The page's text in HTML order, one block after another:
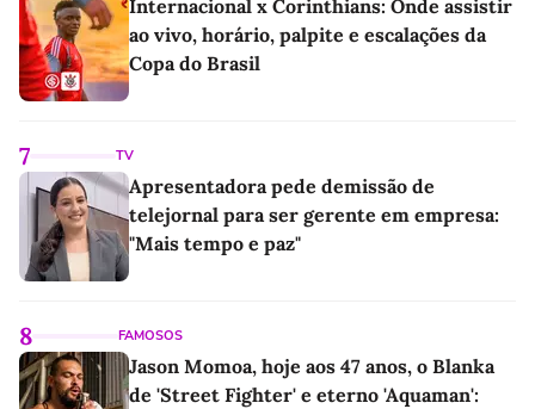
Internacional x Corinthians: Onde assistir
ao vivo, horário, palpite e escalações da
Copa do Brasil
7 TV
Apresentadora pede demissão de
telejornal para ser gerente em empresa:
"Mais tempo e paz"
8 FAMOSOS
Jason Momoa, hoje aos 47 anos, o Blanka
de 'Street Fighter' e eterno 'Aquaman':